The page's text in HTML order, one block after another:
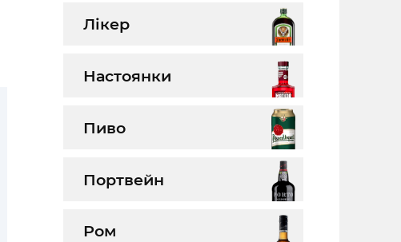
Лікер
Настоянки
Пиво
Портвейн
Ром